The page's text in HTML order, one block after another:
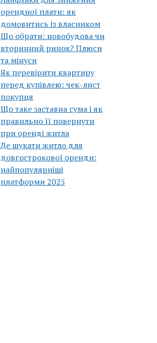
орендної плати: як
домовитись із власником
Що обрати: новобудова чи
вторинний ринок? Плюси
та мінуси
Як перевірити квартиру
перед купівлею: чек-лист
покупця
Що таке заставна сума і як
правильно її повернути
при оренді житла
Де шукати житло для
довгострокової оренди:
найпопулярніші
платформи 2025